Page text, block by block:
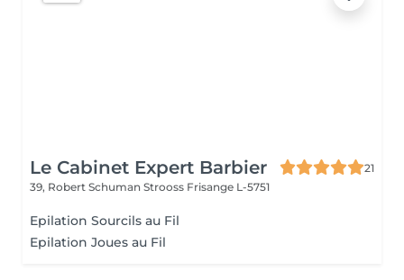
Le Cabinet Expert Barbier
21
39, Robert Schuman Strooss Frisange L-5751
Epilation Sourcils au Fil
Epilation Joues au Fil